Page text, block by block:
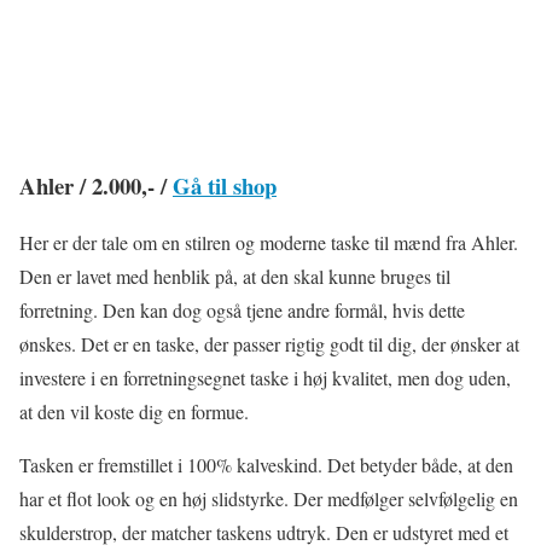
Ahler / 2.000,- /Gå til shop
Her er der tale om en stilren og moderne taske til mænd fra Ahler.
Den er lavet med henblik på, at den skal kunne bruges til
forretning. Den kan dog også tjene andre formål, hvis dette
ønskes. Det er en taske, der passer rigtig godt til dig, der ønsker at
investere i en forretningsegnet taske i høj kvalitet, men dog uden,
at den vil koste dig en formue.
Tasken er fremstillet i 100% kalveskind. Det betyder både, at den
har et flot look og en høj slidstyrke. Der medfølger selvfølgelig en
skulderstrop, der matcher taskens udtryk. Den er udstyret med et